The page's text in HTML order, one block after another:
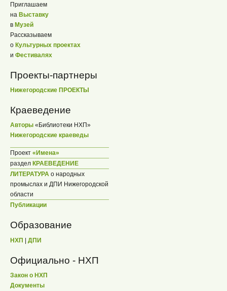
Приглашаем
на Выставку
в Музей
Рассказываем
о Культурных проектах
и Фестивалях
Проекты-партнеры
Нижегородские ПРОЕКТЫ
Краеведение
Авторы «Библиотеки НХП»
Нижегородские краеведы
Проект «Имена»
раздел КРАЕВЕДЕНИЕ
ЛИТЕРАТУРА о народных
промыслах и ДПИ Нижегородской
области
Публикации
Образование
НХП | ДПИ
Официально - НХП
Закон о НХП
Документы